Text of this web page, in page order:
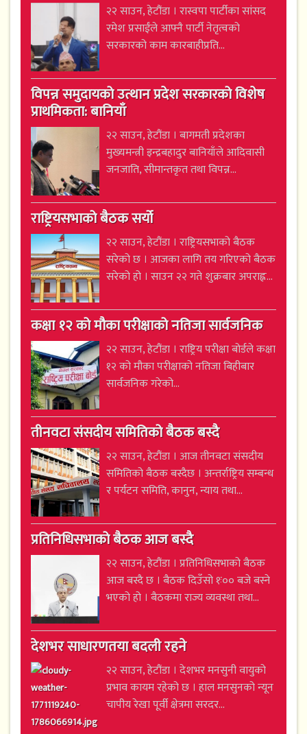
२२ साउन, हेटौंडा । रास्वपा पार्टीका सांसद
रमेश प्रसाईंले आफ्नै पार्टी नेतृत्वको
सरकारको काम कारबाहीप्रति...
विपन्न समुदायको उत्थान प्रदेश सरकारको विशेष
प्राथमिकता: बानियाँ
२२ साउन, हेटौंडा । बागमती प्रदेशका
मुख्यमन्त्री इन्द्रबहादुर बानियाँले आदिवासी
जनजाति, सीमान्तकृत तथा विपन्न...
राष्ट्रियसभाको बैठक सर्यो
२२ साउन, हेटौंडा । राष्ट्रियसभाको बैठक
सरेको छ । आजका लागि तय गरिएको बैठक
सरेको हो । साउन २२ गते शुक्रबार अपराह्न...
कक्षा १२ को मौका परीक्षाको नतिजा सार्वजनिक
२२ साउन, हेटौंडा । राष्ट्रिय परीक्षा बोर्डले कक्षा
१२ को मौका परीक्षाको नतिजा बिहीबार
सार्वजनिक गरेको...
तीनवटा संसदीय समितिको बैठक बस्दै
२२ साउन, हेटौंडा । आज तीनवटा संसदीय
समितिको बैठक बस्दैछ । अन्तर्राष्ट्रिय सम्बन्ध
र पर्यटन समिति, कानुन, न्याय तथा...
प्रतिनिधिसभाको बैठक आज बस्दै
२२ साउन, हेटौंडा । प्रतिनिधिसभाको बैठक
आज बस्दै छ । बैठक दिउँसो १ः०० बजे बस्ने
भएको हो । बैठकमा राज्य व्यवस्था तथा...
देशभर साधारणतया बदली रहने
२२ साउन, हेटौंडा । देशभर मनसुनी वायुको
प्रभाव कायम रहेको छ । हाल मनसुनको न्यून
चापीय रेखा पूर्वी क्षेत्रमा सरदर...